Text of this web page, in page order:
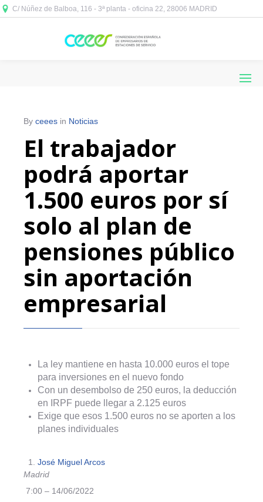
C/ Núñez de Balboa, 116 - 3ª planta - oficina 22, 28006 MADRID
By ceees in Noticias
El trabajador
podrá aportar
1.500 euros por sí
solo al plan de
pensiones público
sin aportación
empresarial
La ley mantiene en hasta 10.000 euros el tope
para inversiones en el nuevo fondo
Con un desembolso de 250 euros, la deducción
en IRPF puede llegar a 2.125 euros
Exige que esos 1.500 euros no se aporten a los
planes individuales
José Miguel Arcos
Madrid
7:00 – 14/06/2022